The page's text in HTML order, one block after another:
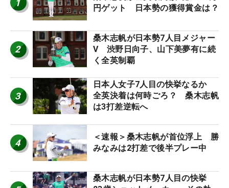
1
円ゲット 日本勢の獲得賞金は？
2
桑木志帆が日本勢7人目メジャー
V 渋野日向子、山下美夢有に続
く全英制覇
3
日本人女子7人目の快挙なるか
全英決着は何時ごろ？ 桑木志帆
は3打差逆転へ
4
＜速報＞桑木志帆が首位浮上 勝
みなみは2打差で後半プレー中
桑木志帆が日本勢7人目の快挙